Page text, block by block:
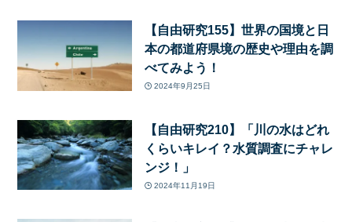
【自由研究155】世界の国境と日
本の都道府県境の歴史や理由を調
べてみよう！
2024年9月25日
【自由研究210】「川の水はどれ
くらいキレイ？水質調査にチャレ
ンジ！」
2024年11月19日